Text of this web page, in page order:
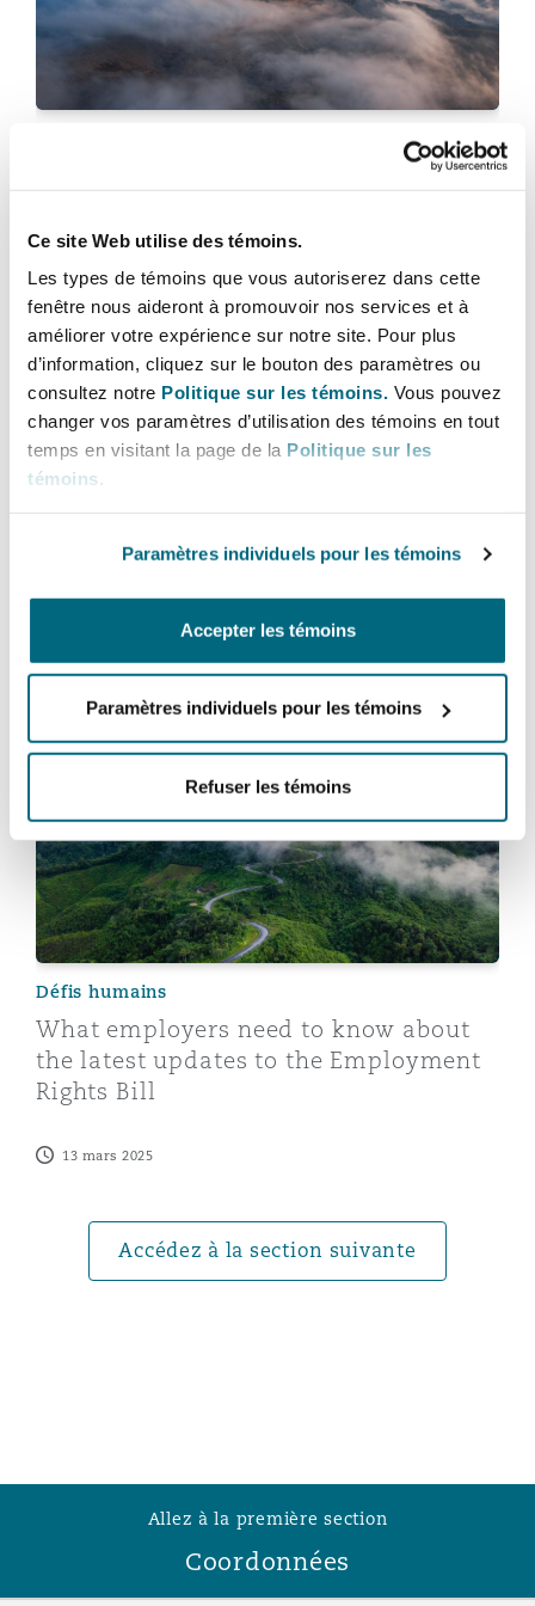
Ce site Web utilise des témoins.
Les types de témoins que vous autoriserez dans cette
fenêtre nous aideront à promouvoir nos services et à
améliorer votre expérience sur notre site. Pour plus
d’information, cliquez sur le bouton des paramètres ou
consultez notre Politique sur les témoins. Vous pouvez
changer vos paramètres d’utilisation des témoins en tout
temps en visitant la page de la Politique sur les
témoins.
Paramètres individuels pour les témoins
Accepter les témoins
Paramètres individuels pour les témoins
Refuser les témoins
Entretien, réparation et
Droit aérien commercial
Droit réglementaire
Satellites et espace
Couverture d’assurance
Droit maritime
Responsabilité du fabricant
produits
Assurance biens
Assurance spécialisée
Bator
York
County
Francisco
(D. C.)
The St Botolph Building
2 New Bailey
their employees?
6 octobre 2025
Labour Reforms and the Retail Sector
Défis humains
Labour Reforms and the Retail Sector
29 mai 2025
What employers need to know about the latest
Défis humains
What employers need to know about
the latest updates to the Employment
Rights Bill
13 mars 2025
Accédez à la section suivante
Allez à la première section
Coordonnées